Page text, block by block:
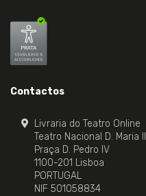
Contactos
Livraria do Teatro Online
Teatro Nacional D. Maria II
Praça D. Pedro IV
1100-201 Lisboa
PORTUGAL
NIF 501058834